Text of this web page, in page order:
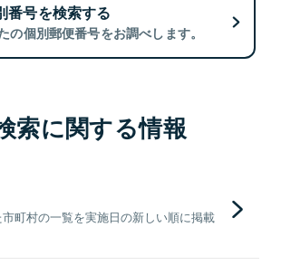
番号を検索する
の個別郵便番号をお調べします。
索に関する情報
町村の一覧を実施日の新しい順に掲載